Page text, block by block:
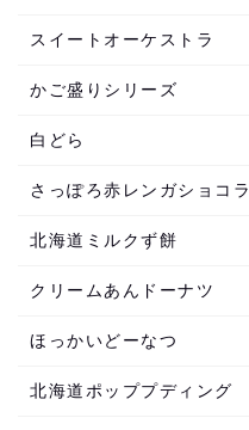
スイートオーケストラ
かご盛りシリーズ
白どら
さっぽろ赤レンガショコラ
北海道ミルクず餅
クリームあんドーナツ
ほっかいどーなつ
北海道ポッププディング